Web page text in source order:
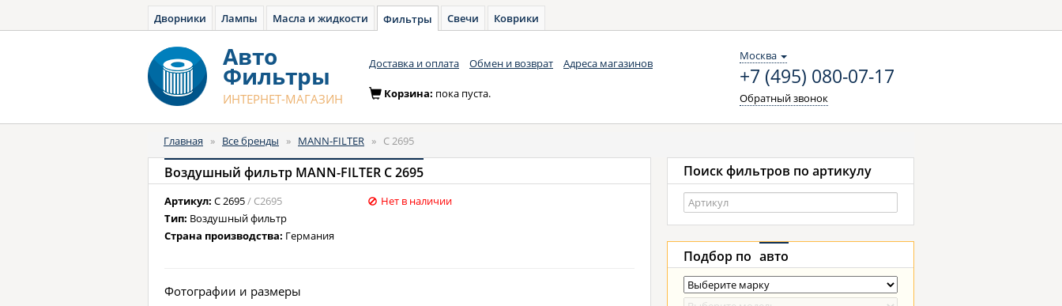
Дворники Лампы Масла и жидкости Фильтры Свечи Коврики
Авто
Фильтры
ИНТЕРНЕТ-МАГАЗИН
Доставка и оплата Обмен и возврат Адреса магазинов
Москва
+7 (495) 080-07-17
Обратный звонок
Корзина: пока пуста.
Главная » Все бренды » MANN-FILTER » C 2695
Воздушный фильтр MANN-FILTER C 2695
Артикул: C 2695/ C2695
Тип: Воздушный фильтр
Страна производства: Германия
Нет в наличии
Фотографии и размеры
Поиск фильтров по артикулу
Подбор по авто